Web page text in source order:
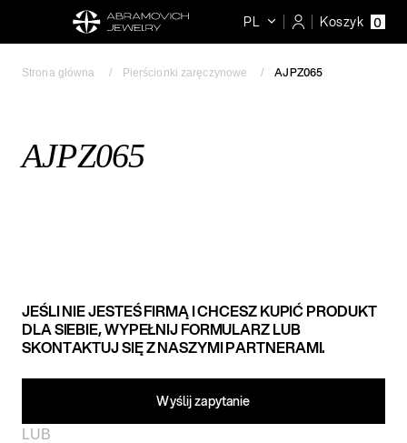
PL Koszyk 0
Strona główna Pierścionki zaręczynowe AJPZ065
AJPZ065
JEŚLI NIE JESTEŚ FIRMĄ I CHCESZ KUPIĆ PRODUKT
DLA SIEBIE, WYPEŁNIJ FORMULARZ LUB
SKONTAKTUJ SIĘ Z NASZYMI PARTNERAMI.
Wyślij zapytanie​
LUB